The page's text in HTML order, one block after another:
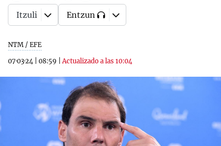
NTM / EFE
07·03·24
08:59 |Actualizado a las 10:04
Itzuli Entzun